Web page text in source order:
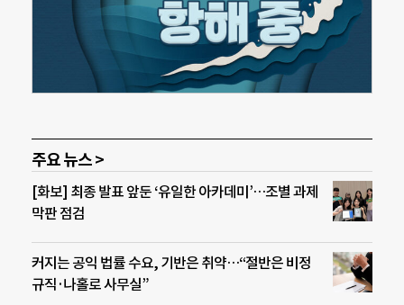
주요 뉴스 >
[화보] 최종 발표 앞둔 ‘유일한 아카데미’…조별 과제
막판 점검
커지는 공익 법률 수요, 기반은 취약…“절반은 비정
규직·나홀로 사무실”